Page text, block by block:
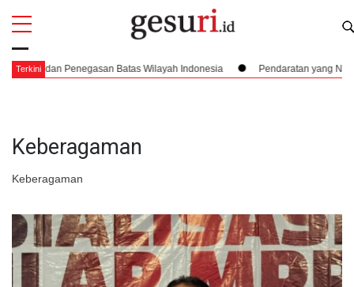
Terkini
Batas Wilayah Indonesia Pendaratan yang Nyaris Menubruk Kerbau
Keberagaman
Keberagaman
All